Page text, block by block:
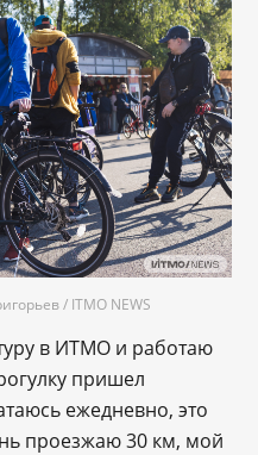
/ ITMO NEWS
в ИТМО и работаю
пришел
ежедневно, это
проезжаю 30 км, мой